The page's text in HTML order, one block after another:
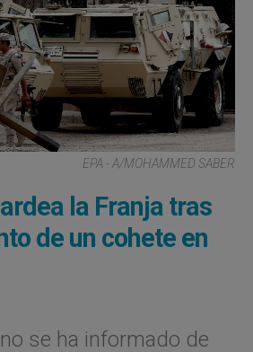
EPA - A/MOHAMMED SABER
la Franja tras
de un cohete en
se ha informado de